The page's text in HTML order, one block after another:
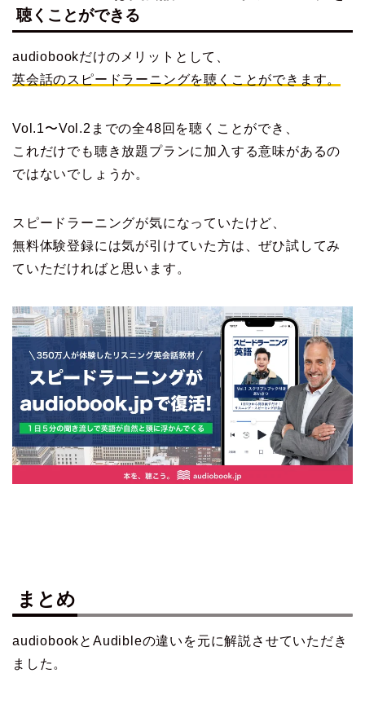
聴くことができる
audiobookだけのメリットとして、
英会話のスピードラーニングを聴くことができます。
Vol.1〜Vol.2までの全48回を聴くことができ、
これだけでも聴き放題プランに加入する意味があるの
ではないでしょうか。
スピードラーニングが気になっていたけど、
無料体験登録には気が引けていた方は、ぜひ試してみ
ていただければと思います。
まとめ
audiobookとAudibleの違いを元に解説させていただき
ました。